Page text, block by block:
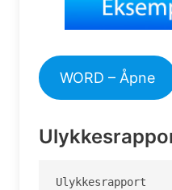
WORD – Åpne
Ulykkesrapport